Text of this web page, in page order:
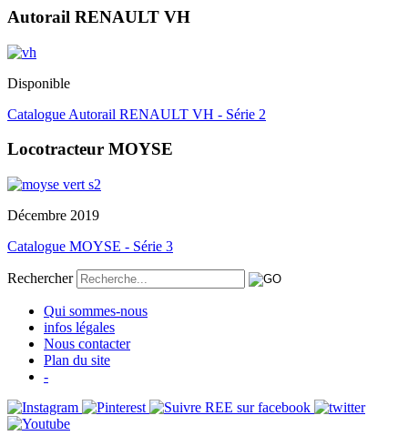
Autorail RENAULT VH
Disponible
Catalogue Autorail RENAULT VH - Série 2
Locotracteur MOYSE
Décembre 2019
Catalogue MOYSE - Série 3
Rechercher
Qui sommes-nous
infos légales
Nous contacter
Plan du site
-